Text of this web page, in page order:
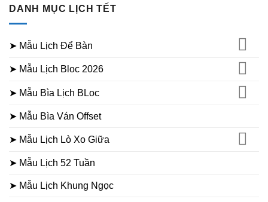
DANH MỤC LỊCH TẾT
➤ Mẫu Lịch Để Bàn
➤ Mẫu Lịch Bloc 2026
➤ Mẫu Bìa Lịch BLoc
➤ Mẫu Bìa Ván Offset
➤ Mẫu Lịch Lò Xo Giữa
➤ Mẫu Lịch 52 Tuần
➤ Mẫu Lịch Khung Ngọc